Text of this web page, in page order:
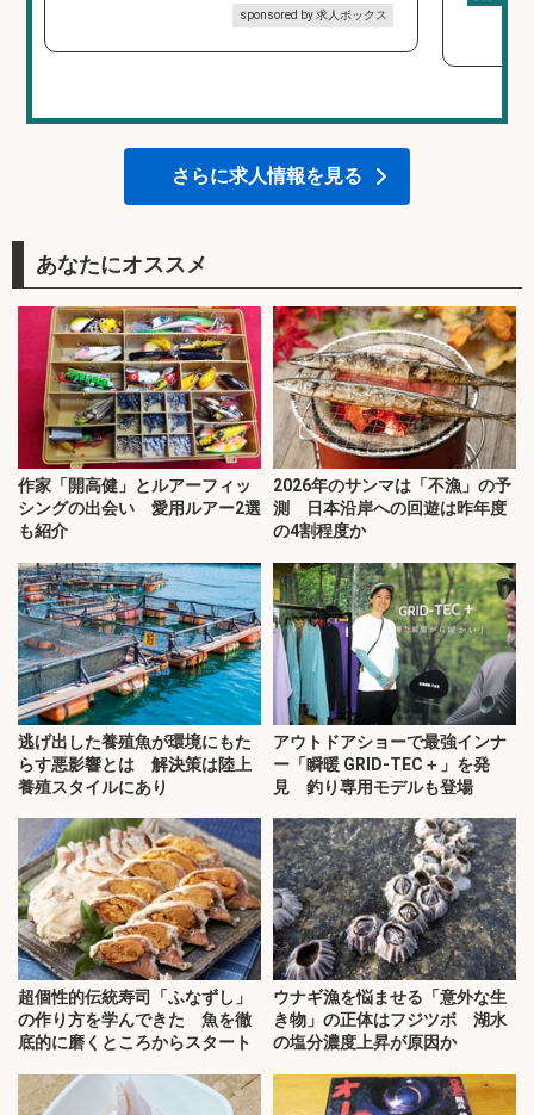
sponsored by 求人ボックス
さらに求人情報を見る
あなたにオススメ
作家「開高健」とルアーフィッ
シングの出会い 愛用ルアー2選
も紹介
2026年のサンマは「不漁」の予
測 日本沿岸への回遊は昨年度
の4割程度か
逃げ出した養殖魚が環境にもた
らす悪影響とは 解決策は陸上
養殖スタイルにあり
アウトドアショーで最強インナ
ー「瞬暖 GRID-TEC＋」を発
見 釣り専用モデルも登場
超個性的伝統寿司「ふなずし」
の作り方を学んできた 魚を徹
底的に磨くところからスタート
ウナギ漁を悩ませる「意外な生
き物」の正体はフジツボ 湖水
の塩分濃度上昇が原因か